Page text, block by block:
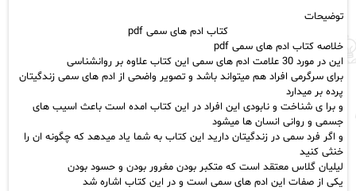
توضیحات
کتاب ادم های سمی pdf
خلاصه کتاب ادم های سمی pdf
این در مورد 30 علامت
ادم های سمیاین کتاب علاوه بر روانشناسی
برای سرگرمی افراد هم میتواند باشد و تصویر واضحی از ادم های سمی زندگیتان
پرده بر میدارد
و برا ی شناخت و نابودی این افراد در این کتاب امده است باعث اسیب های
جسمیو روانی انسان ها میشود
و اگر فرد سمی در زندگیتان دارید این کتاب به شما یاد میدهد که چگونه ان را
خنثی کنید
لیلیان گلاس معتقد است که متکبر بودن مغرور بودن و حسود بودن
یکی از صفات این ادم های سمی است و در این کتاب اشاره شد